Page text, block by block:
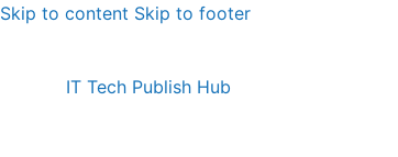
Skip to content Skip to footer
IT Tech Publish Hub